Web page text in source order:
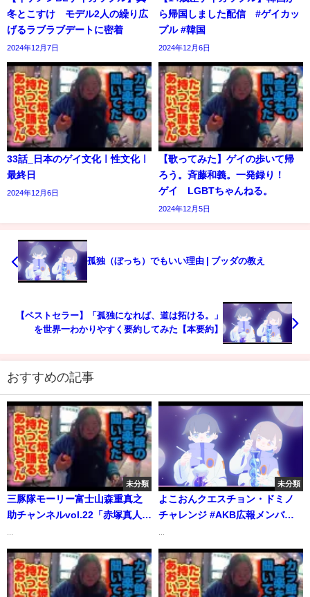
冬とこすけ モデル2人の繰り広
げるラブラブデートに密着
2024年12月7日
ら帰国しました配信 #ゲイカッ
プル #韓国
2024年12月6日
33話_日本のゲイ文化ㅣ性文化ㅣ
最終日
2024年12月6日
【歌ってみた】ゲイの歩いて帰
ろう。斉藤和義。一発録り！
ゲイ LGBTちゃんねる。
2024年12月5日
孤独（ぼっち）でもいい理由 | ブッダの教え
【ベストセラー】「孤独になれば、道は拓ける。」
を世界一わかりやすく要約してみた【本要約】
おすすめの記事
未分類
三豚隊モーリー富士山森重真之
助チャンネルvol.22「赤塚真人観
未分類
よこおんクエスチョン・ドミノ
チャレンジ #AKB広報メンバー